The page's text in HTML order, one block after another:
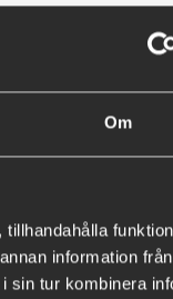
Om
information
sin tur kombinera